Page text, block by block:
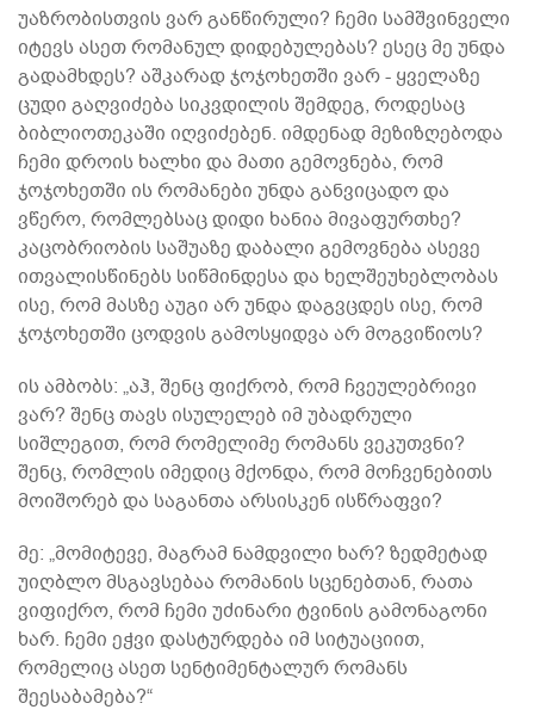
უაზრობისთვის ვარ განწირული? ჩემი სამშვინველი
იტევს ასეთ რომანულ დიდებულებას? ესეც მე უნდა
გადამხდეს? აშკარად ჯოჯოხეთში ვარ - ყველაზე
ცუდი გაღვიძება სიკვდილის შემდეგ, როდესაც
ბიბლიოთეკაში იღვიძებენ. იმდენად მეზიზღებოდა
ჩემი დროის ხალხი და მათი გემოვნება, რომ
ჯოჯოხეთში ის რომანები უნდა განვიცადო და
ვწერო, რომლებსაც დიდი ხანია მივაფურთხე?
კაცობრიობის საშუაზე დაბალი გემოვნება ასევე
ითვალისწინებს სიწმინდესა და ხელშეუხებლობას
ისე, რომ მასზე აუგი არ უნდა დაგვცდეს ისე, რომ
ჯოჯოხეთში ცოდვის გამოსყიდვა არ მოგვიწიოს?
ის ამბობს: „აჰ, შენც ფიქრობ, რომ ჩვეულებრივი
ვარ? შენც თავს ისულელებ იმ უბადრული
სიშლეგით, რომ რომელიმე რომანს ვეკუთვნი?
შენც, რომლის იმედიც მქონდა, რომ მოჩვენებითს
მოიშორებ და საგანთა არსისკენ ისწრაფვი?
მე: „მომიტევე, მაგრამ ნამდვილი ხარ? ზედმეტად
უიღბლო მსგავსებაა რომანის სცენებთან, რათა
ვიფიქრო, რომ ჩემი უძინარი ტვინის გამონაგონი
ხარ. ჩემი ეჭვი დასტურდება იმ სიტუაციით,
რომელიც ასეთ სენტიმენტალურ რომანს
შეესაბამება?“